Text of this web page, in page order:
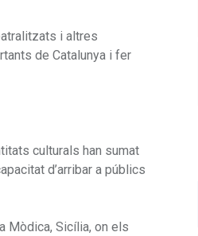
i altres
de Catalunya i fer
culturals han sumat
d’arribar a públics
Mòdica, Sicília, on els